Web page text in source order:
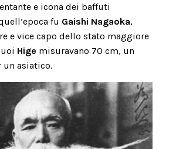
e icona dei baffuti
fu Gaishi Nagaoka,
e vice capo dello stato maggiore
Hige misuravano 70 cm, un
un asiatico.